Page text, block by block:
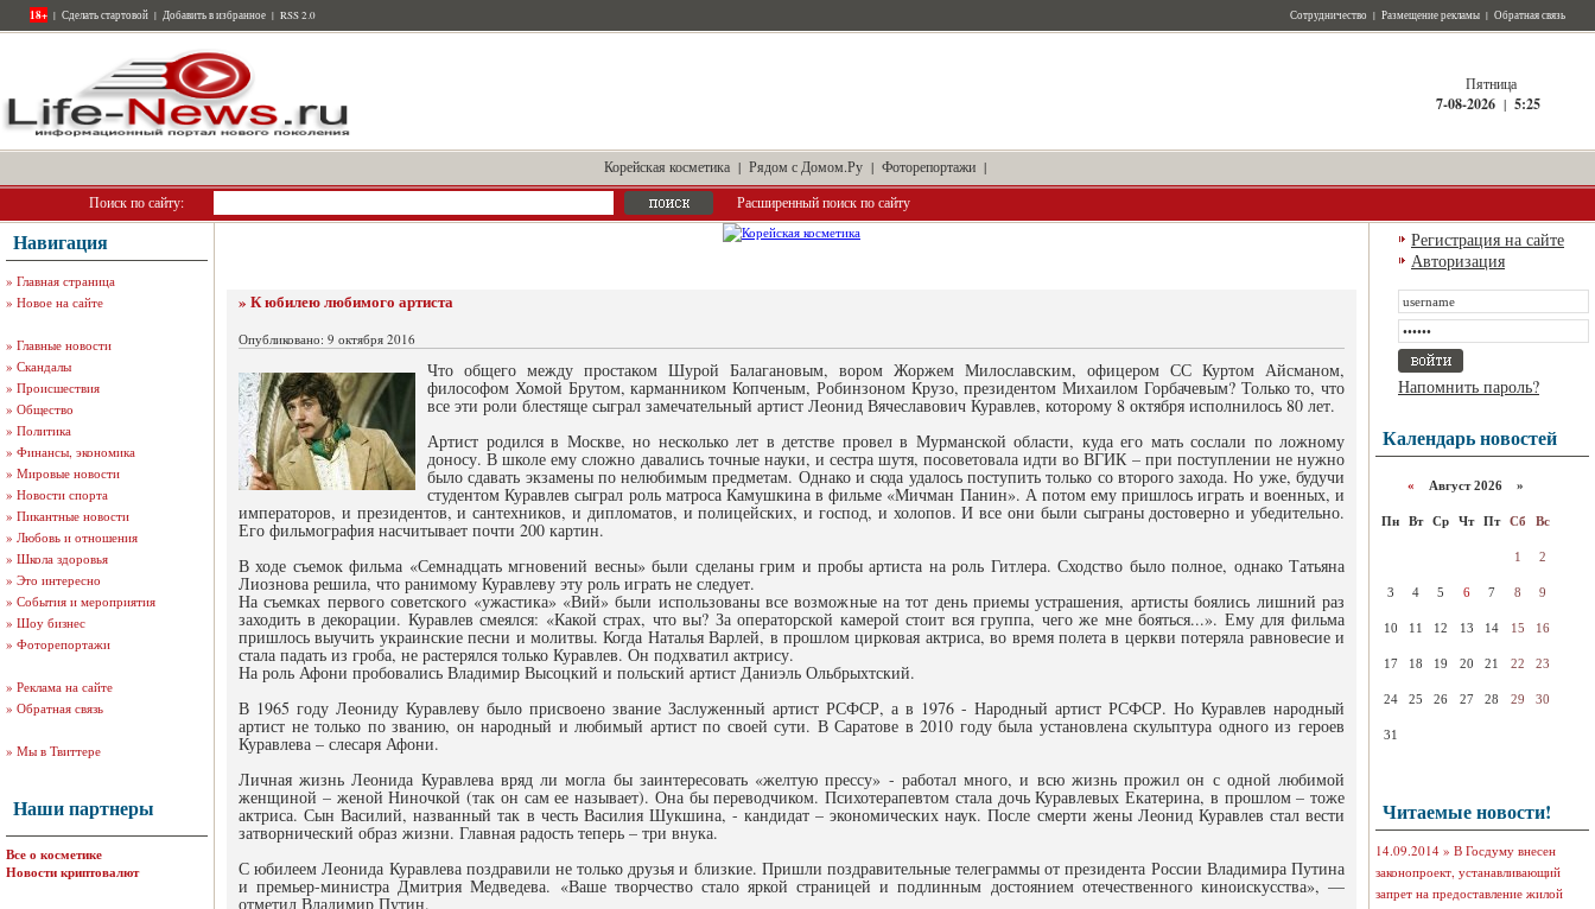
18+ | Сделать стартовой | Добавить в избранное | RSS 2.0 Сотрудничество | Размещение рекламы | Обратная связь
Пятница
7-08-2026 | 5:25
Корейская косметика | Рядом с Домом.Ру | Фоторепортажи |
Поиск по сайту:
Расширенный поиск по сайту
Навигация
» Главная страница
» Новое на сайте
» Главные новости
» Скандалы
» Происшествия
» Общество
» Политика
» Финансы, экономика
» Мировые новости
» Новости спорта
» Пикантные новости
» Любовь и отношения
» Школа здоровья
» Это интересно
» События и мероприятия
» Шоу бизнес
» Фоторепортажи
» Реклама на сайте
» Обратная связь
» Мы в Твиттере
Наши партнеры
Все о косметике
Новости криптовалют
» К юбилею любимого артиста
Опубликовано: 9 октября 2016
Что общего между простаком Шурой Балагановым, вором Жоржем Милославским, офицером СС Куртом Айсманом,
философом Хомой Брутом, карманником Копченым, Робинзоном Крузо, президентом Михаилом Горбачевым? Только то, что
все эти роли блестяще сыграл замечательный артист Леонид Вячеславович Куравлев, которому 8 октября исполнилось 80 лет.
Артист родился в Москве, но несколько лет в детстве провел в Мурманской области, куда его мать сослали по ложному
доносу. В школе ему сложно давались точные науки, и сестра шутя, посоветовала идти во ВГИК – при поступлении не нужно
было сдавать экзамены по нелюбимым предметам. Однако и сюда удалось поступить только со второго захода. Но уже, будучи
студентом Куравлев сыграл роль матроса Камушкина в фильме «Мичман Панин». А потом ему пришлось играть и военных, и
императоров, и президентов, и сантехников, и дипломатов, и полицейских, и господ, и холопов. И все они были сыграны достоверно и убедительно.
Его фильмография насчитывает почти 200 картин.
В ходе съемок фильма «Семнадцать мгновений весны» были сделаны грим и пробы артиста на роль Гитлера. Сходство было полное, однако Татьяна
Лиознова решила, что ранимому Куравлеву эту роль играть не следует.
На съемках первого советского «ужастика» «Вий» были использованы все возможные на тот день приемы устрашения, артисты боялись лишний раз
заходить в декорации. Куравлев смеялся: «Какой страх, что вы? За операторской камерой стоит вся группа, чего же мне бояться...». Ему для фильма
пришлось выучить украинские песни и молитвы. Когда Наталья Варлей, в прошлом цирковая актриса, во время полета в церкви потеряла равновесие и
стала падать из гроба, не растерялся только Куравлев. Он подхватил актрису.
На роль Афони пробовались Владимир Высоцкий и польский артист Даниэль Ольбрыхтский.
В 1965 году Леониду Куравлеву было присвоено звание Заслуженный артист РСФСР, а в 1976 - Народный артист РСФСР. Но Куравлев народный
артист не только по званию, он народный и любимый артист по своей сути. В Саратове в 2010 году была установлена скульптура одного из героев
Куравлева – слесаря Афони.
Личная жизнь Леонида Куравлева вряд ли могла бы заинтересовать «желтую прессу» - работал много, и всю жизнь прожил он с одной любимой
женщиной – женой Ниночкой (так он сам ее называет). Она бы переводчиком. Психотерапевтом стала дочь Куравлевых Екатерина, в прошлом – тоже
актриса. Сын Василий, названный так в честь Василия Шукшина, - кандидат – экономических наук. После смерти жены Леонид Куравлев стал вести
затворнический образ жизни. Главная радость теперь – три внука.
С юбилеем Леонида Куравлева поздравили не только друзья и близкие. Пришли поздравительные телеграммы от президента России Владимира Путина
и премьер-министра Дмитрия Медведева. «Ваше творчество стало яркой страницей и подлинным достоянием отечественного киноискусства», —
отметил Владимир Путин.
Регистрация на сайте
Авторизация
Напомнить пароль?
Календарь новостей
« Август 2026 »
Пн Вт Ср Чт Пт Сб Вс
1 2
3 4 5 6 7 8 9
10 11 12 13 14 15 16
17 18 19 20 21 22 23
24 25 26 27 28 29 30
31
Читаемые новости!
14.09.2014 » В Госдуму внесен
законопроект, устанавливающий
запрет на предоставление жилой